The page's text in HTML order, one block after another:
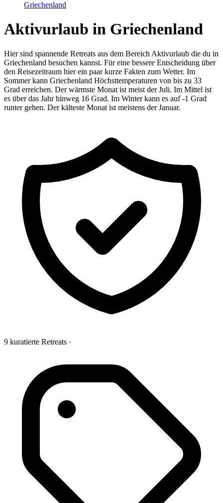
Griechenland
Aktivurlaub in Griechenland
Hier sind spannende Retreats aus dem Bereich Aktivurlaub die du in
Griechenland besuchen kannst. Für eine bessere Entscheidung über
den Reisezeitraum hier ein paar kurze Fakten zum Wetter. Im
Sommer kann Griechenland Höchsttemperaturen von bis zu 33
Grad erreichen. Der wärmste Monat ist meist der Juli. Im Mittel ist
es über das Jahr hinweg 16 Grad. Im Winter kann es auf -1 Grad
runter gehen. Der kälteste Monat ist meistens der Januar.
9 kuratierte Retreats ·